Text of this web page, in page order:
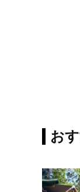
お